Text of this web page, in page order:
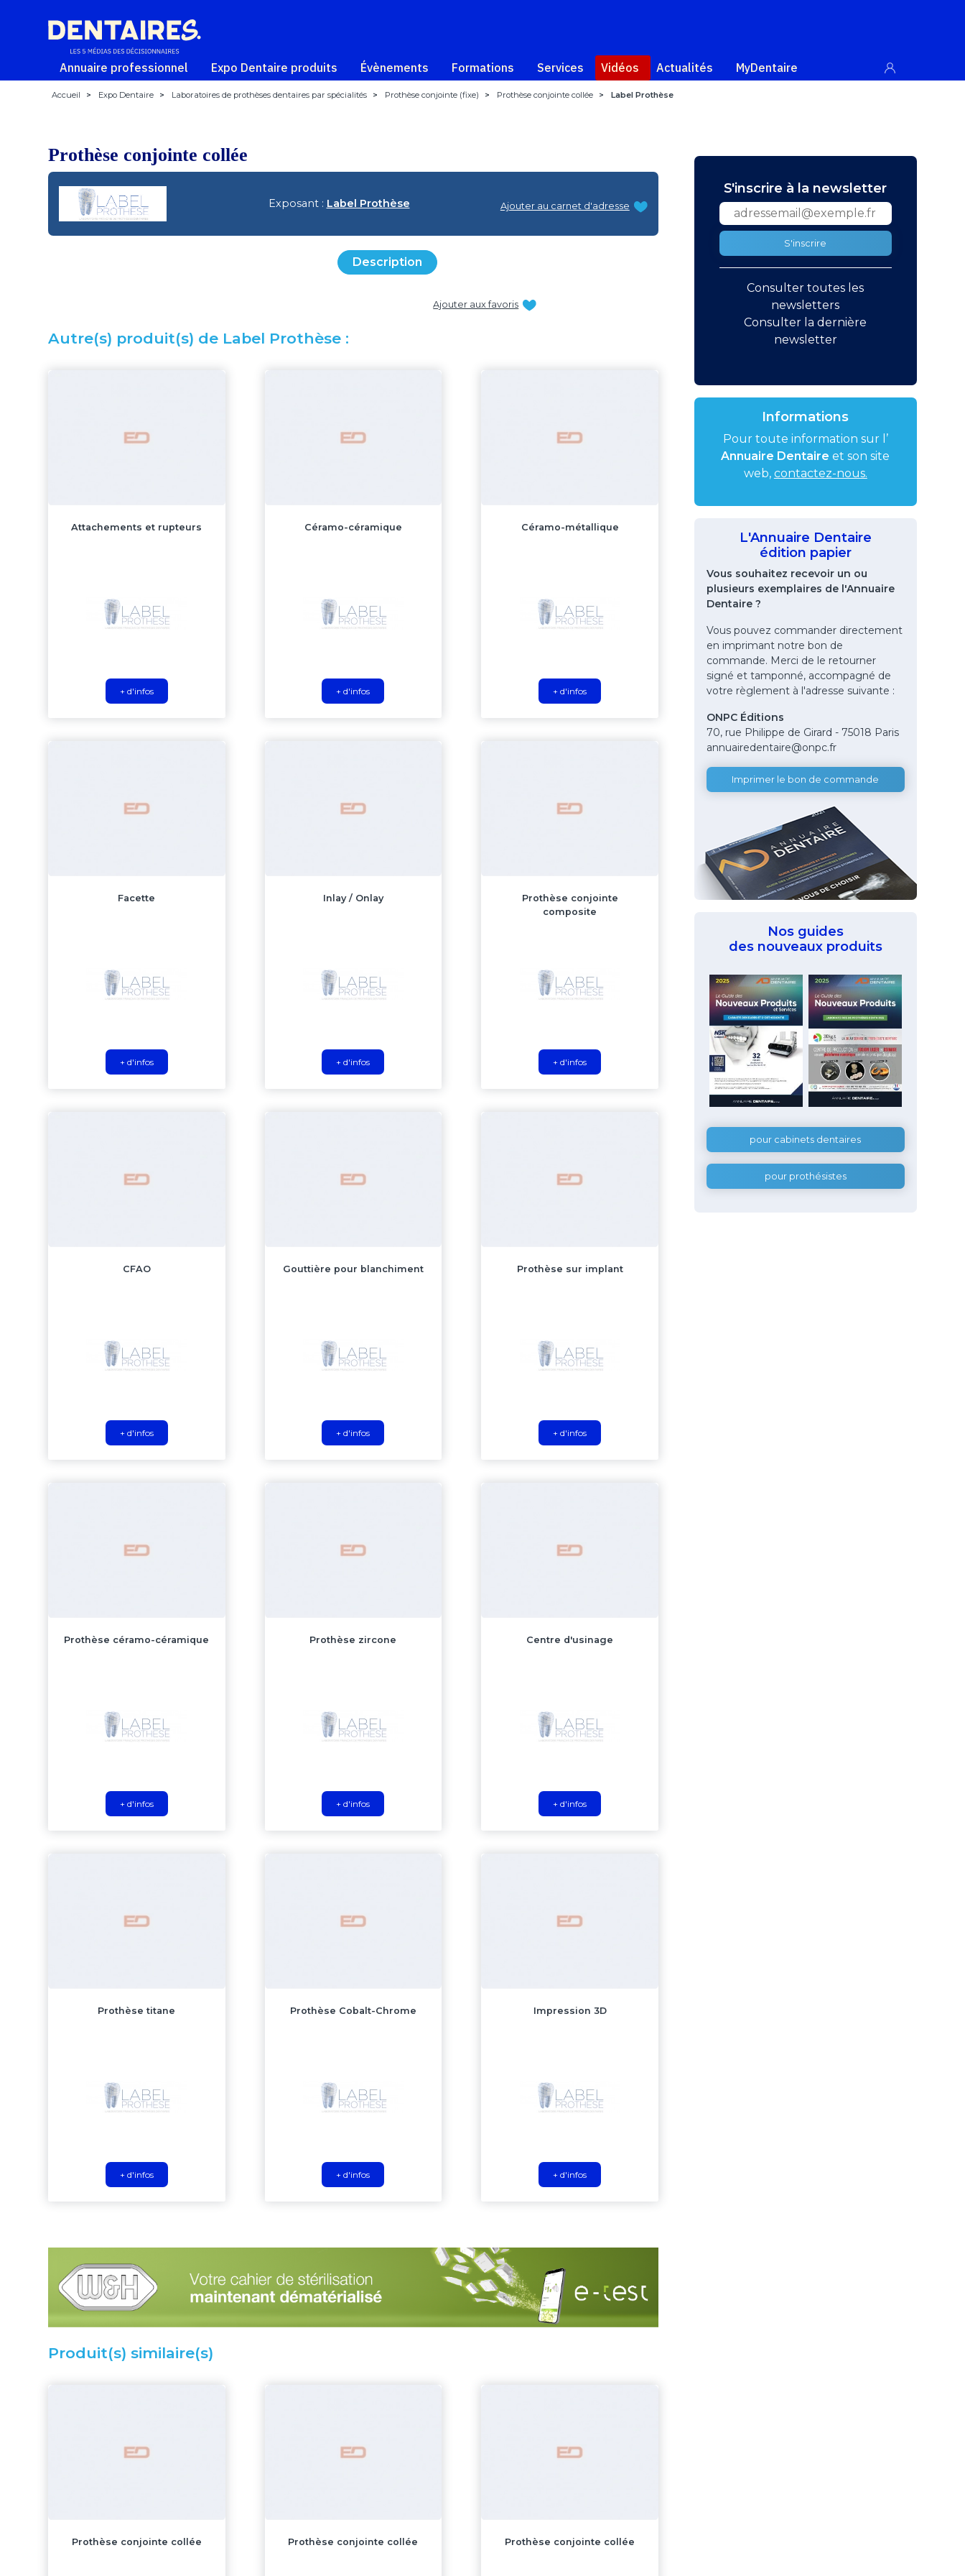
Annuaire professionnel Expo Dentaire produits Évènements Formations Services Vidéos Actualités MyDentaire
Accueil > Expo Dentaire > Laboratoires de prothèses dentaires par spécialités > Prothèse conjointe (fixe) > Prothèse conjointe collée > Label Prothèse
Prothèse conjointe collée
Exposant : Label Prothèse Ajouter au carnet d'adresse
Description
Ajouter aux favoris
Autre(s) produit(s) de Label Prothèse :
Attachements et rupteurs
+ d'infos
Céramo-céramique
+ d'infos
Céramo-métallique
+ d'infos
Facette
+ d'infos
Inlay / Onlay
+ d'infos
Prothèse conjointe
composite
+ d'infos
CFAO
+ d'infos
Gouttière pour blanchiment
+ d'infos
Prothèse sur implant
+ d'infos
Prothèse céramo-céramique
+ d'infos
Prothèse zircone
+ d'infos
Centre d'usinage
+ d'infos
Prothèse titane
+ d'infos
Prothèse Cobalt-Chrome
+ d'infos
Impression 3D
+ d'infos
Produit(s) similaire(s)
Prothèse conjointe collée Prothèse conjointe collée Prothèse conjointe collée
S'inscrire à la newsletter
S'inscrire
Consulter toutes les
newsletters
Consulter la dernière
newsletter
Informations
Pour toute information sur l’
Annuaire Dentaire et son site
web, contactez-nous.
L'Annuaire Dentaire
édition papier
Vous souhaitez recevoir un ou
plusieurs exemplaires de l'Annuaire
Dentaire ?
Vous pouvez commander directement
en imprimant notre bon de
commande. Merci de le retourner
signé et tamponné, accompagné de
votre règlement à l'adresse suivante :
ONPC Éditions
70, rue Philippe de Girard - 75018 Paris
annuairedentaire@onpc.fr
Imprimer le bon de commande
Nos guides
des nouveaux produits
pour cabinets dentaires
pour prothésistes